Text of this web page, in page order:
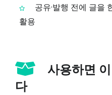
공유·발행 전에 글을
활용
사용하면
다